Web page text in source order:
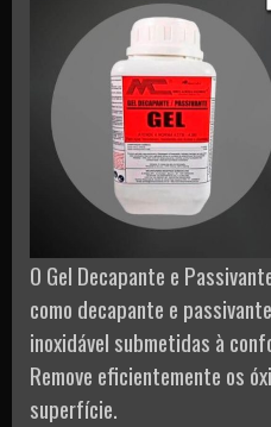
O Gel Decapante e
como decapante e
inoxidável submetidas à
Remove eficientemente os
superfície.